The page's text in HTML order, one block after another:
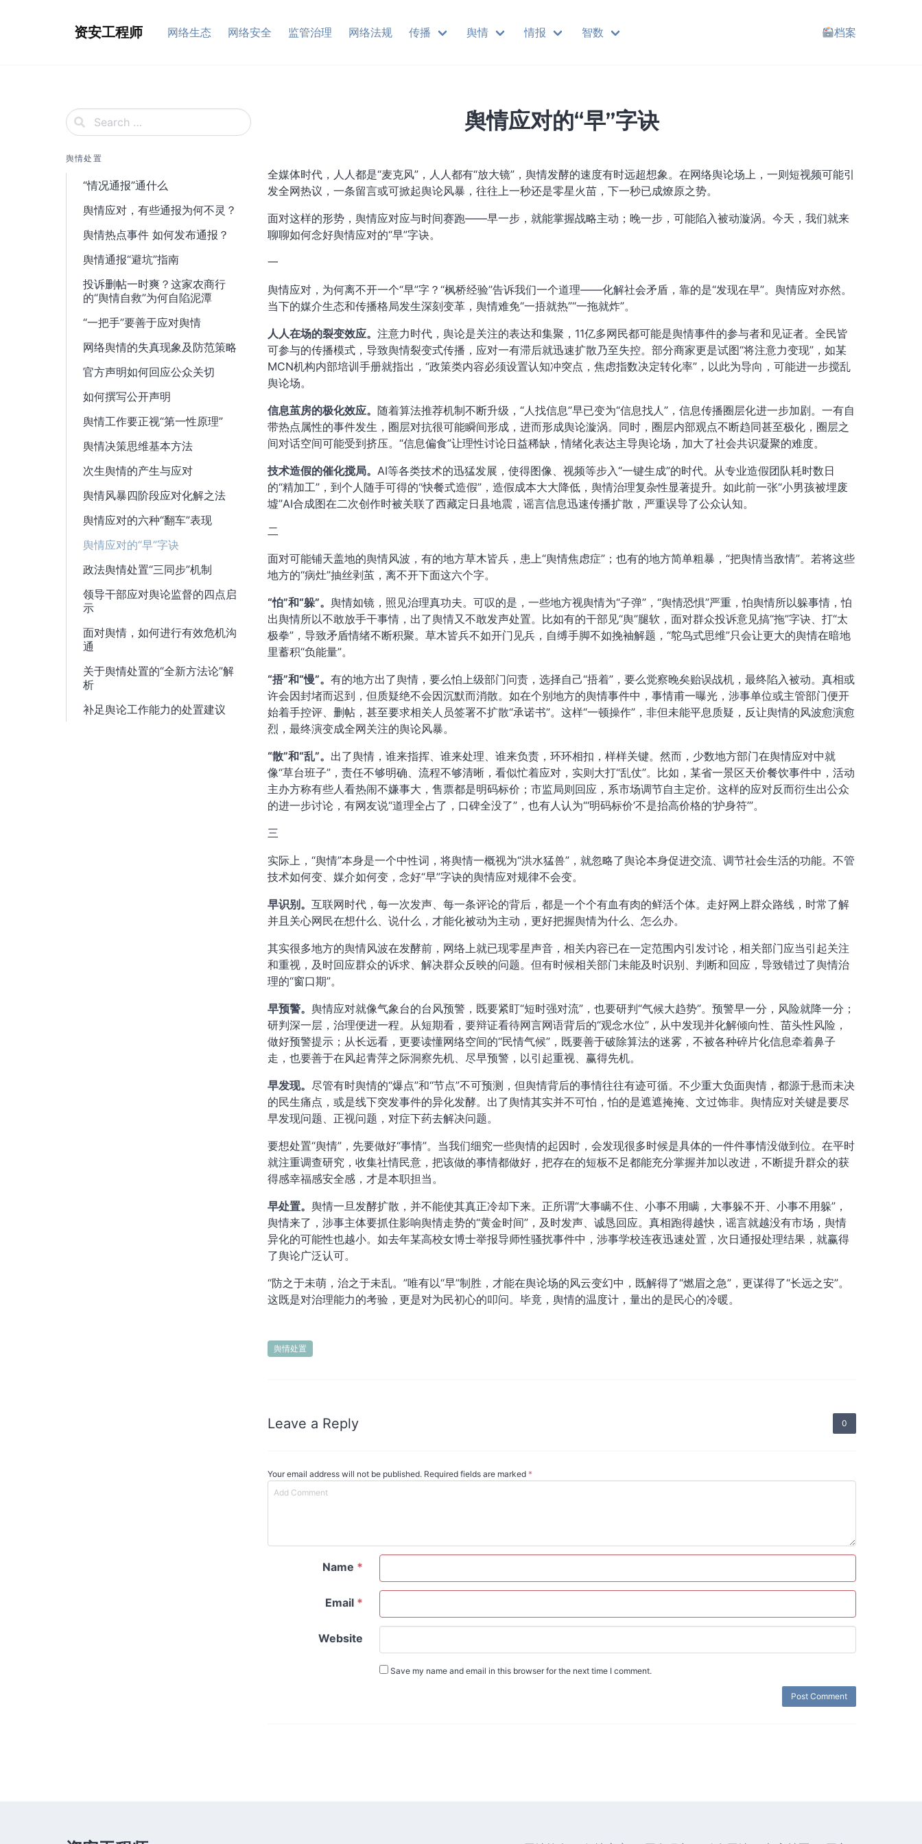
资安工程师 网络生态 网络安全 监管治理 网络法规 传播 舆情 情报 智数 档案
舆情处置
“情况通报”通什么
舆情应对，有些通报为何不灵？
舆情热点事件 如何发布通报？
舆情通报“避坑”指南
投诉删帖一时爽？这家农商行
的“舆情自救”为何自陷泥潭
“一把手”要善于应对舆情
网络舆情的失真现象及防范策略
官方声明如何回应公众关切
如何撰写公开声明
舆情工作要正视“第一性原理”
舆情决策思维基本方法
次生舆情的产生与应对
舆情风暴四阶段应对化解之法
舆情应对的六种“翻车”表现
舆情应对的“早”字诀
政法舆情处置“三同步”机制
领导干部应对舆论监督的四点启
示
面对舆情，如何进行有效危机沟
通
关于舆情处置的“全新方法论”解
析
补足舆论工作能力的处置建议
舆情应对的“早”字诀
全媒体时代，人人都是“麦克风”，人人都有“放大镜”，舆情发酵的速度有时远超想象。在网络舆论场上，一则短视频可能引
发全网热议，一条留言或可掀起舆论风暴，往往上一秒还是零星火苗，下一秒已成燎原之势。
面对这样的形势，舆情应对应与时间赛跑——早一步，就能掌握战略主动；晚一步，可能陷入被动漩涡。今天，我们就来
聊聊如何念好舆情应对的“早”字诀。
一
舆情应对，为何离不开一个“早”字？“枫桥经验”告诉我们一个道理——化解社会矛盾，靠的是“发现在早”。舆情应对亦然。
当下的媒介生态和传播格局发生深刻变革，舆情难免“一捂就热”“一拖就炸”。
人人在场的裂变效应。 注意力时代，舆论是关注的表达和集聚，11亿多网民都可能是舆情事件的参与者和见证者。全民皆
可参与的传播模式，导致舆情裂变式传播，应对一有滞后就迅速扩散乃至失控。部分商家更是试图“将注意力变现”，如某
MCN机构内部培训手册就指出，“政策类内容必须设置认知冲突点，焦虑指数决定转化率”，以此为导向，可能进一步搅乱
舆论场。
信息茧房的极化效应。 随着算法推荐机制不断升级，“人找信息”早已变为“信息找人”，信息传播圈层化进一步加剧。一有自
带热点属性的事件发生，圈层对抗很可能瞬间形成，进而形成舆论漩涡。同时，圈层内部观点不断趋同甚至极化，圈层之
间对话空间可能受到挤压。“信息偏食”让理性讨论日益稀缺，情绪化表达主导舆论场，加大了社会共识凝聚的难度。
技术造假的催化搅局。 AI等各类技术的迅猛发展，使得图像、视频等步入“一键生成”的时代。从专业造假团队耗时数日
的“精加工”，到个人随手可得的“快餐式造假”，造假成本大大降低，舆情治理复杂性显著提升。如此前一张“小男孩被埋废
墟”AI合成图在二次创作时被关联了西藏定日县地震，谣言信息迅速传播扩散，严重误导了公众认知。
二
面对可能铺天盖地的舆情风波，有的地方草木皆兵，患上“舆情焦虑症”；也有的地方简单粗暴，“把舆情当敌情”。若将这些
地方的“病灶”抽丝剥茧，离不开下面这六个字。
“怕”和“躲”。 舆情如镜，照见治理真功夫。可叹的是，一些地方视舆情为“子弹”，“舆情恐惧”严重，怕舆情所以躲事情，怕
出舆情所以不敢放手干事情，出了舆情又不敢发声处置。比如有的干部见“舆”腿软，面对群众投诉意见搞“拖”字诀、打“太
极拳”，导致矛盾情绪不断积聚。草木皆兵不如开门见兵，自缚手脚不如挽袖解题，“鸵鸟式思维”只会让更大的舆情在暗地
里蓄积“负能量”。
“捂”和“慢”。 有的地方出了舆情，要么怕上级部门问责，选择自己“捂着”，要么觉察晚矣贻误战机，最终陷入被动。真相或
许会因封堵而迟到，但质疑绝不会因沉默而消散。如在个别地方的舆情事件中，事情甫一曝光，涉事单位或主管部门便开
始着手控评、删帖，甚至要求相关人员签署不扩散“承诺书”。这样“一顿操作”，非但未能平息质疑，反让舆情的风波愈演愈
烈，最终演变成全网关注的舆论风暴。
“散”和“乱”。 出了舆情，谁来指挥、谁来处理、谁来负责，环环相扣，样样关键。然而，少数地方部门在舆情应对中就
像“草台班子”，责任不够明确、流程不够清晰，看似忙着应对，实则大打“乱仗”。比如，某省一景区天价餐饮事件中，活动
主办方称有些人看热闹不嫌事大，售票都是明码标价；市监局则回应，系市场调节自主定价。这样的应对反而衍生出公众
的进一步讨论，有网友说“道理全占了，口碑全没了”，也有人认为“‘明码标价’不是抬高价格的‘护身符’”。
三
实际上，“舆情”本身是一个中性词，将舆情一概视为“洪水猛兽”，就忽略了舆论本身促进交流、调节社会生活的功能。不管
技术如何变、媒介如何变，念好“早”字诀的舆情应对规律不会变。
早识别。 互联网时代，每一次发声、每一条评论的背后，都是一个个有血有肉的鲜活个体。走好网上群众路线，时常了解
并且关心网民在想什么、说什么，才能化被动为主动，更好把握舆情为什么、怎么办。
其实很多地方的舆情风波在发酵前，网络上就已现零星声音，相关内容已在一定范围内引发讨论，相关部门应当引起关注
和重视，及时回应群众的诉求、解决群众反映的问题。但有时候相关部门未能及时识别、判断和回应，导致错过了舆情治
理的“窗口期”。
早预警。 舆情应对就像气象台的台风预警，既要紧盯“短时强对流”，也要研判“气候大趋势”。预警早一分，风险就降一分；
研判深一层，治理便进一程。从短期看，要辩证看待网言网语背后的“观念水位”，从中发现并化解倾向性、苗头性风险，
做好预警提示；从长远看，更要读懂网络空间的“民情气候”，既要善于破除算法的迷雾，不被各种碎片化信息牵着鼻子
走，也要善于在风起青萍之际洞察先机、尽早预警，以引起重视、赢得先机。
早发现。 尽管有时舆情的“爆点”和“节点”不可预测，但舆情背后的事情往往有迹可循。不少重大负面舆情，都源于悬而未决
的民生痛点，或是线下突发事件的异化发酵。出了舆情其实并不可怕，怕的是遮遮掩掩、文过饰非。舆情应对关键是要尽
早发现问题、正视问题，对症下药去解决问题。
要想处置“舆情”，先要做好“事情”。当我们细究一些舆情的起因时，会发现很多时候是具体的一件件事情没做到位。在平时
就注重调查研究，收集社情民意，把该做的事情都做好，把存在的短板不足都能充分掌握并加以改进，不断提升群众的获
得感幸福感安全感，才是本职担当。
早处置。 舆情一旦发酵扩散，并不能使其真正冷却下来。正所谓“大事瞒不住、小事不用瞒，大事躲不开、小事不用躲”，
舆情来了，涉事主体要抓住影响舆情走势的“黄金时间”，及时发声、诚恳回应。真相跑得越快，谣言就越没有市场，舆情
异化的可能性也越小。如去年某高校女博士举报导师性骚扰事件中，涉事学校连夜迅速处置，次日通报处理结果，就赢得
了舆论广泛认可。
“防之于未萌，治之于未乱。”唯有以“早”制胜，才能在舆论场的风云变幻中，既解得了“燃眉之急”，更谋得了“长远之安”。
这既是对治理能力的考验，更是对为民初心的叩问。毕竟，舆情的温度计，量出的是民心的冷暖。
舆情处置
Leave a Reply 0
Your email address will not be published. Required fields are marked *
Name *
Email *
Website
Save my name and email in this browser for the next time I comment.